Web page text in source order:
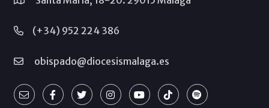
(+34) 952 224 386
obispado@diocesismalaga.es